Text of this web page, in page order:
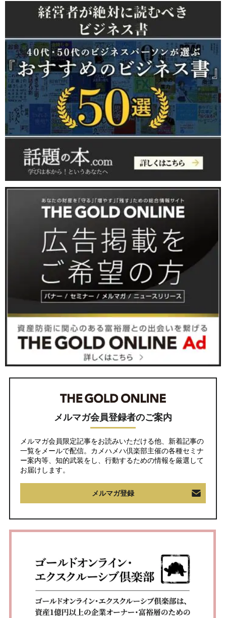
メルマガ会員登録者のご案内
メルマガ会員限定記事をお読みいただける他、新着記事の
一覧をメールで配信。カメハメハ倶楽部主催の各種セミナ
ー案内等、知的武装をし、行動するための情報を厳選して
お届けします。
メルマガ登録